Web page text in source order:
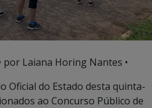
por Laiana Horing Nantes •
Oficial do Estado desta quinta-
ao Concurso Público de